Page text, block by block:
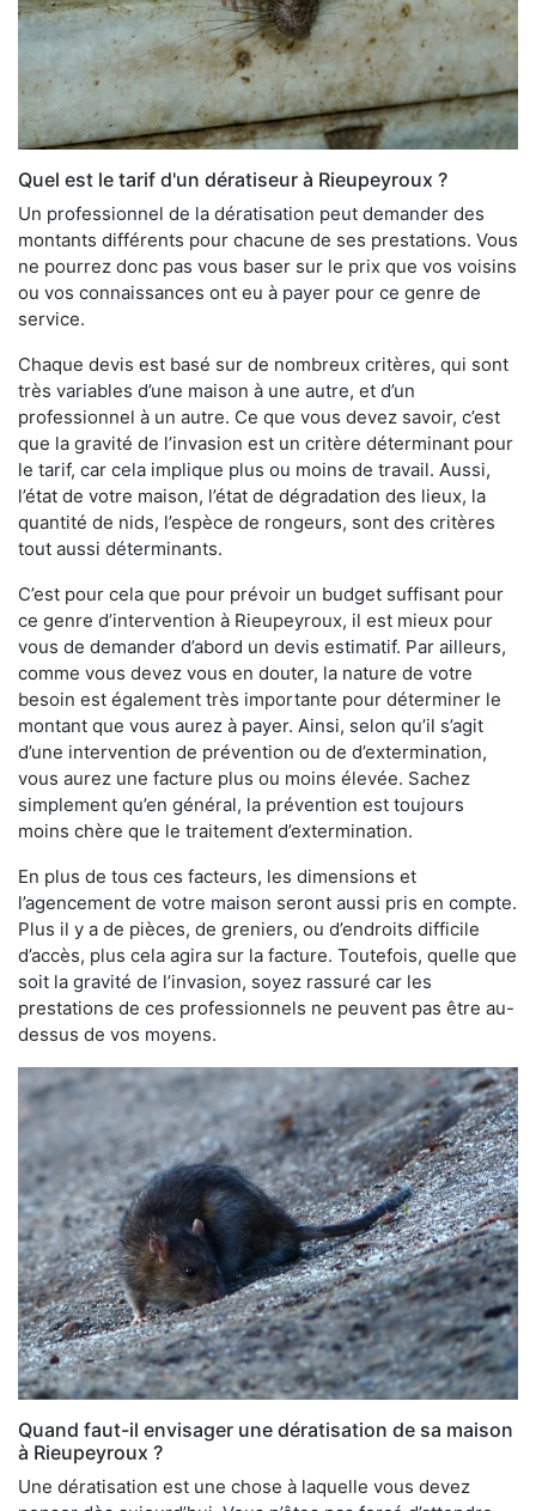
Quel est le tarif d'un dératiseur à Rieupeyroux ?
Un professionnel de la dératisation peut demander des
montants différents pour chacune de ses prestations. Vous
ne pourrez donc pas vous baser sur le prix que vos voisins
ou vos connaissances ont eu à payer pour ce genre de
service.
Chaque devis est basé sur de nombreux critères, qui sont
très variables d’une maison à une autre, et d’un
professionnel à un autre. Ce que vous devez savoir, c’est
que la gravité de l’invasion est un critère déterminant pour
le tarif, car cela implique plus ou moins de travail. Aussi,
l’état de votre maison, l’état de dégradation des lieux, la
quantité de nids, l’espèce de rongeurs, sont des critères
tout aussi déterminants.
C’est pour cela que pour prévoir un budget suffisant pour
ce genre d’intervention à Rieupeyroux, il est mieux pour
vous de demander d’abord un devis estimatif. Par ailleurs,
comme vous devez vous en douter, la nature de votre
besoin est également très importante pour déterminer le
montant que vous aurez à payer. Ainsi, selon qu’il s’agit
d’une intervention de prévention ou de d’extermination,
vous aurez une facture plus ou moins élevée. Sachez
simplement qu’en général, la prévention est toujours
moins chère que le traitement d’extermination.
En plus de tous ces facteurs, les dimensions et
l’agencement de votre maison seront aussi pris en compte.
Plus il y a de pièces, de greniers, ou d’endroits difficile
d’accès, plus cela agira sur la facture. Toutefois, quelle que
soit la gravité de l’invasion, soyez rassuré car les
prestations de ces professionnels ne peuvent pas être au-
dessus de vos moyens.
Quand faut-il envisager une dératisation de sa maison
à Rieupeyroux ?
Une dératisation est une chose à laquelle vous devez